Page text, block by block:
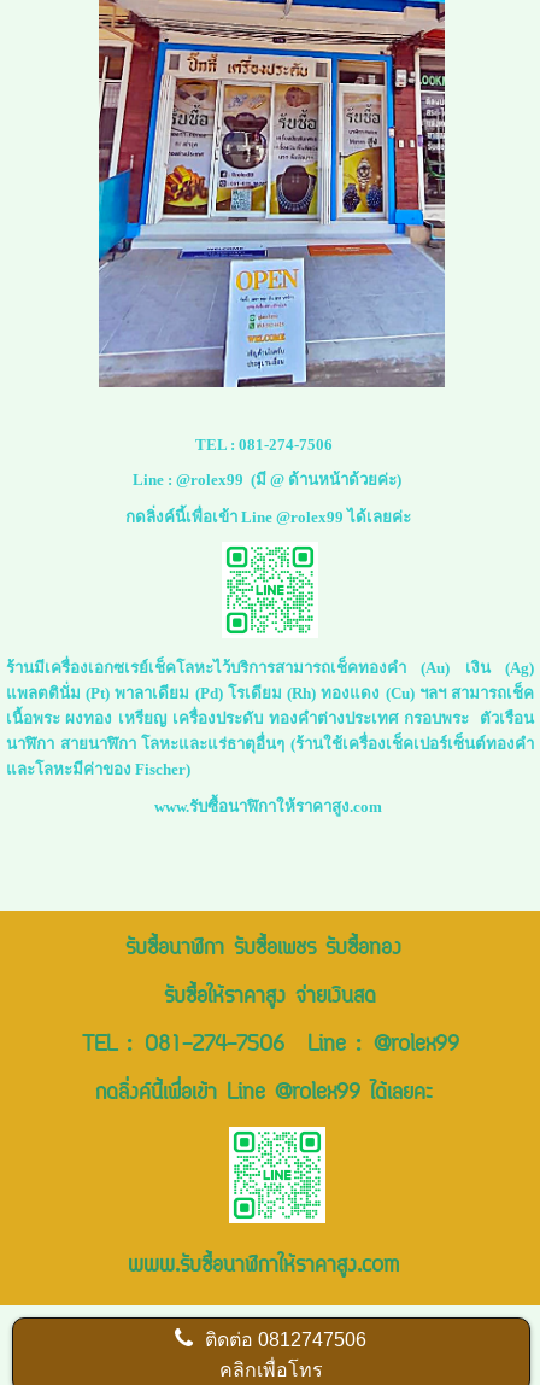
TEL : 081-274-7506
Line :@rolex99 (มี @ ด้านหน้าด้วยค่ะ)
กดลิ่งค์นี้เพื่อเข้า Line @rolex99 ได้เลยค่ะ
ร้านมีเครื่องเอกซเรย์เช็คโลหะไว้บริการสามารถเช็คทองคำ (Au) เงิน (Ag)
แพลตตินั่ม (Pt) พาลาเดียม (Pd) โรเดียม (Rh) ทองแดง (Cu) ฯลฯ สามารถเช็ค
เนื้อพระ ผงทอง เหรียญ เครื่องประดับ ทองคำต่างประเทศ กรอบพระ ตัวเรือน
นาฬิกา สายนาฬิกา โลหะและแร่ธาตุอื่นๆ (ร้านใช้เครื่องเช็คเปอร์เซ็นต์ทองคำ
และโลหะมีค่าของ Fischer)
www.รับซื้อนาฬิกาให้ราคาสูง.com
รับซื้อนาฬิกา รับซื้อเพชร รับซื้อทอง
รับซื้อให้ราคาสูง จ่ายเงินสด
TEL : 081-274-7506Line : @rolex99
กดลิ่งค์นี้เพื่อเข้า Line @rolex99 ได้เลยคะ
www.รับซื้อนาฬิกาให้ราคาสูง.com
ติดต่อ0812747506
คลิกเพื่อโทร